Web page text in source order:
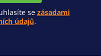
se zásadami
údajů.